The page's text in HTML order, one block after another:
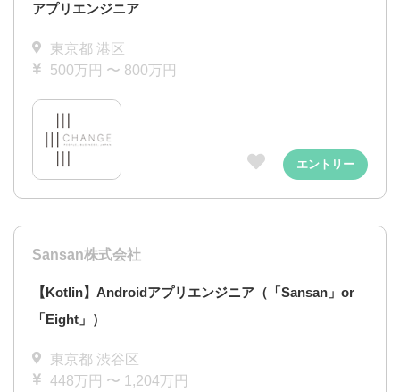
アプリエンジニア
東京都 港区
500万円 〜 800万円
エントリー
Sansan株式会社
【Kotlin】Androidアプリエンジニア（「Sansan」or
「Eight」）
東京都 渋谷区
448万円 〜 1,204万円